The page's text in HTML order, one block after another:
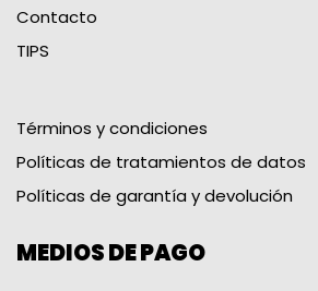
Contacto
TIPS
Términos y condiciones
Políticas de tratamientos de datos
Políticas de garantía y devolución
MEDIOS DE PAGO